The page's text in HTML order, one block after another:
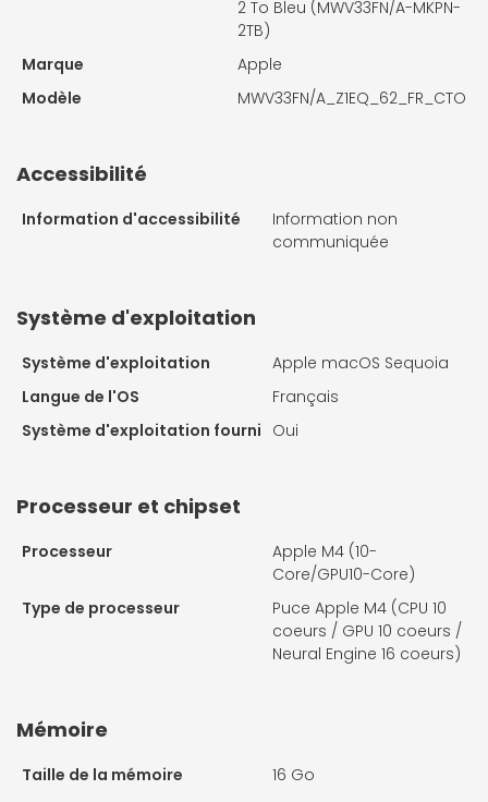
2 To Bleu (MWV33FN/A-MKPN-
2TB)
Marque
Apple
Modèle
MWV33FN/A_Z1EQ_62_FR_CTO
Accessibilité
Information d'accessibilité
Information non
communiquée
Système d'exploitation
Système d'exploitation
Apple macOS Sequoia
Langue de l'OS
Français
Système d'exploitation fourni Oui
Processeur et chipset
Processeur
Apple M4 (10-
Core/GPU10-Core)
Type de processeur
Puce Apple M4 (CPU 10
coeurs / GPU 10 coeurs /
Neural Engine 16 coeurs)
Mémoire
Taille de la mémoire 16 Go